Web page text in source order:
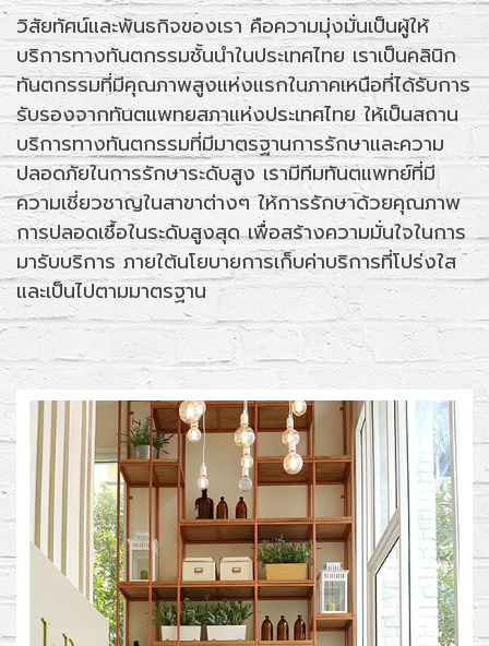
วิสัยทัศน์และพันธกิจของเรา คือความมุ่งมั่นเป็นผู้ให้
บริการทางทันตกรรมชั้นนำในประเทศไทย เราเป็นคลินิก
ทันตกรรมที่มีคุณภาพสูงแห่งแรกในภาคเหนือที่ได้รับการ
รับรองจากทันตแพทยสภาแห่งประเทศไทย ให้เป็นสถาน
บริการทางทันตกรรมที่มีมาตรฐานการรักษาและความ
ปลอดภัยในการรักษาระดับสูง เรามีทีมทันตแพทย์ที่มี
ความเชี่ยวชาญในสาขาต่างๆ ให้การรักษาด้วยคุณภาพ
การปลอดเชื้อในระดับสูงสุด เพื่อสร้างความมั่นใจในการ
มารับบริการ ภายใต้นโยบายการเก็บค่าบริการที่โปร่งใส
และเป็นไปตามมาตรฐาน